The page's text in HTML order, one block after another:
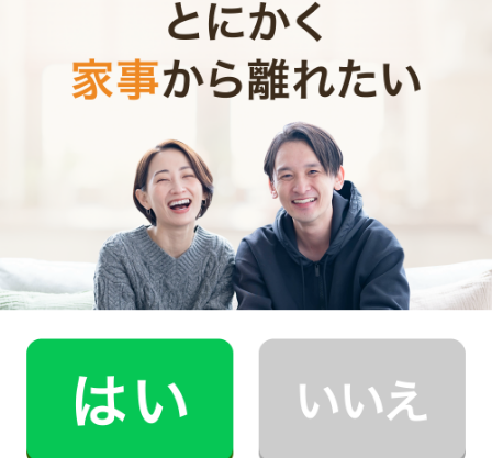
浴室洗面台の鏡の掃除
浴室洗面台の鏡は普段身体を洗ったりする際に
ないので汚れがつきにくいと思うかもしれませ
ん。しかし、さびやカビが発…
ログイン
まず無料会員登録